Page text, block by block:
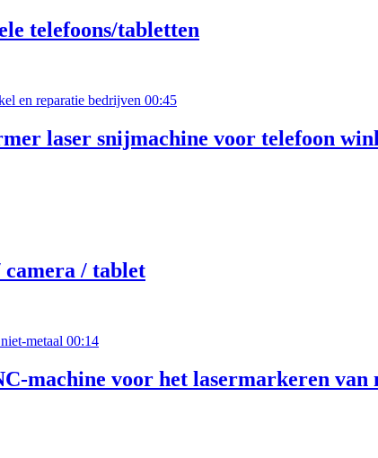
telefoons/tabletten
00:45
laser snijmachine voor telefoon
camera / tablet
00:14
machine voor het lasermarkeren van